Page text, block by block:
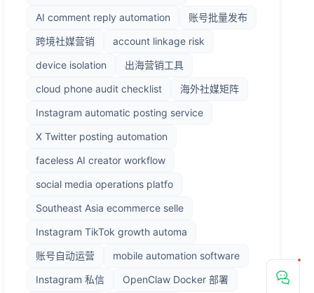
AI comment reply automation
账号批量发布
跨境社媒营销
account linkage risk
device isolation
出海营销工具
cloud phone audit checklist
海外社媒矩阵
Instagram automatic posting service
X Twitter posting automation
faceless AI creator workflow
social media operations platfo
Southeast Asia ecommerce selle
Instagram TikTok growth automa
账号自动运营
mobile automation software
Instagram 私信
OpenClaw Docker 部署